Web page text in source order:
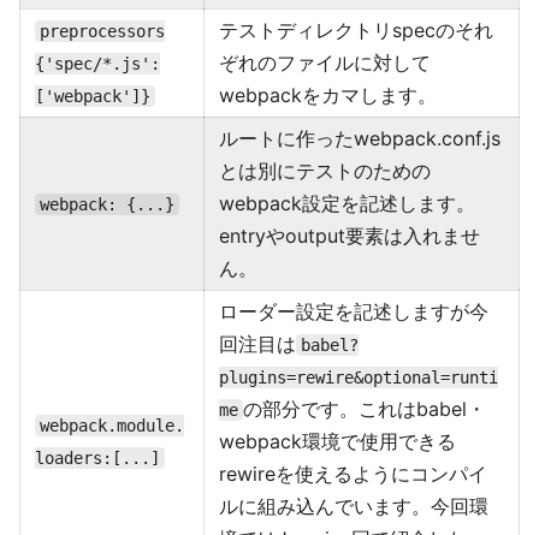
preprocessors
{'spec/*.js':
['webpack']}
テストディレクトリspecのそれ
ぞれのファイルに対して
webpackをカマします。
webpack: {...}
ルートに作ったwebpack.conf.js
とは別にテストのための
webpack設定を記述します。
entryやoutput要素は入れませ
ん。
webpack.module.
loaders:[...]
ローダー設定を記述しますが今
回注目は babel?
plugins=rewire&optional=runti
me の部分です。これはbabel・
webpack環境で使用できる
rewireを使えるようにコンパイ
ルに組み込んでいます。今回環